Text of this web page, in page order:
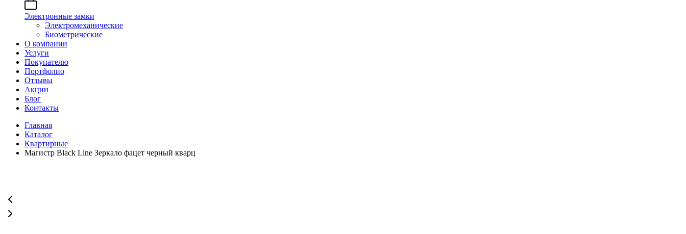
Электронные замки
Электромеханические
Биометрические
О компании
Услуги
Покупателю
Портфолио
Отзывы
Акции
Блог
Контакты
Главная
Каталог
Квартирные
Магистр Black Line Зеркало фацет черный кварц